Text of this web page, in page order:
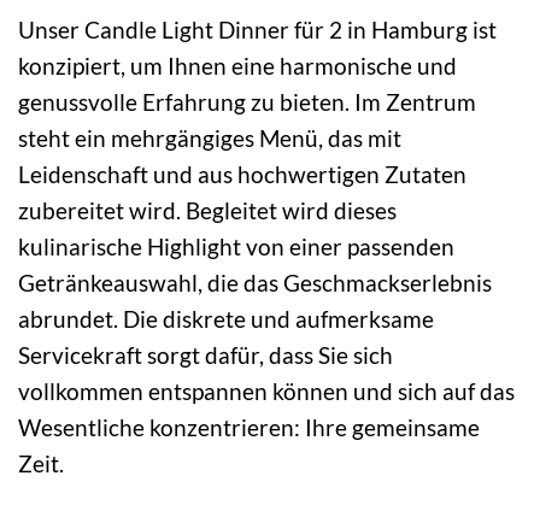
Unser Candle Light Dinner für 2 in Hamburg ist
konzipiert, um Ihnen eine harmonische und
genussvolle Erfahrung zu bieten. Im Zentrum
steht ein mehrgängiges Menü, das mit
Leidenschaft und aus hochwertigen Zutaten
zubereitet wird. Begleitet wird dieses
kulinarische Highlight von einer passenden
Getränkeauswahl, die das Geschmackserlebnis
abrundet. Die diskrete und aufmerksame
Servicekraft sorgt dafür, dass Sie sich
vollkommen entspannen können und sich auf das
Wesentliche konzentrieren: Ihre gemeinsame
Zeit.